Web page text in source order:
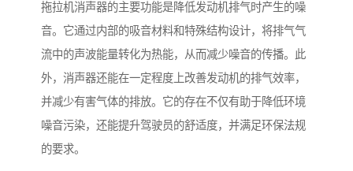
拖拉机消声器的主要功能是降低发动机排气时产生的噪
音。它通过内部的吸音材料和特殊结构设计，将排气气
流中的声波能量转化为热能，从而减少噪音的传播。此
外，消声器还能在一定程度上改善发动机的排气效率，
并减少有害气体的排放。它的存在不仅有助于降低环境
噪音污染，还能提升驾驶员的舒适度，并满足环保法规
的要求。